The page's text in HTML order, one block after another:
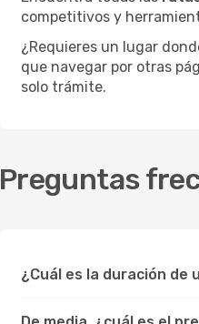
competitivos y
¿Requieres un lugar
que navegar por otras
solo trámite.
Preguntas
¿Cuál es la duración de